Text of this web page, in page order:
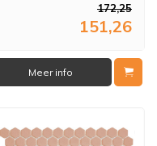
172,25
151,26
Meer info